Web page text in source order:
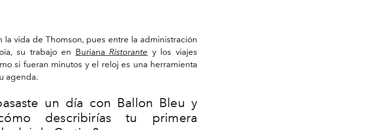
la vida de Thomson, pues entre la administración
su trabajo en Buriana Ristorante y los viajes
si fueran minutos y el reloj es una herramienta
agenda.
un día con Ballon Bleu y
describirías tu primera